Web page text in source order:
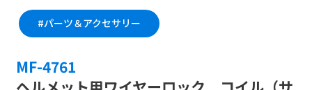
#パーツ＆アクセサリー
ヘルメット用ワイヤーロック コイル（ブ
#パーツ＆アクセサリー
ヘルメット用ワイヤーロック コイル（ホ
#パーツ＆アクセサリー
ヘルメット用ワイヤーロック コイル（レ
#パーツ＆アクセサリー
MF-4761